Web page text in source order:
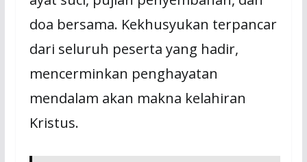
doa bersama. Kekhusyukan terpancar
dari seluruh peserta yang hadir,
mencerminkan penghayatan
mendalam akan makna kelahiran
Kristus.